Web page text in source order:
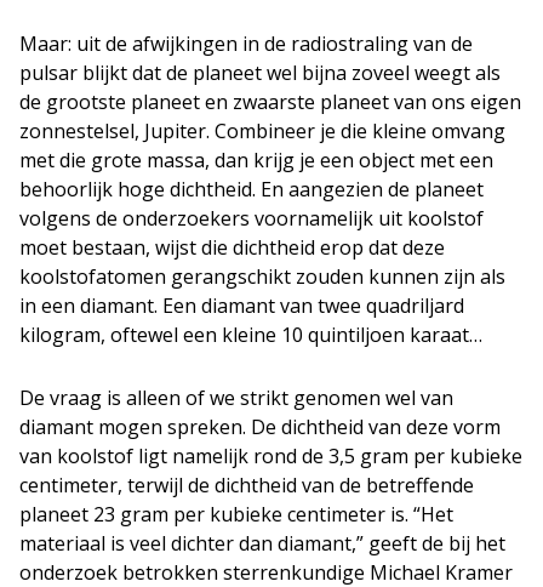
Maar: uit de afwijkingen in de radiostraling van de
pulsar blijkt dat de planeet wel bijna zoveel weegt als
de grootste planeet en zwaarste planeet van ons eigen
zonnestelsel, Jupiter. Combineer je die kleine omvang
met die grote massa, dan krijg je een object met een
behoorlijk hoge dichtheid. En aangezien de planeet
volgens de onderzoekers voornamelijk uit koolstof
moet bestaan, wijst die dichtheid erop dat deze
koolstofatomen gerangschikt zouden kunnen zijn als
in een diamant. Een diamant van twee quadriljard
kilogram, oftewel een kleine 10 quintiljoen karaat…
De vraag is alleen of we strikt genomen wel van
diamant mogen spreken. De dichtheid van deze vorm
van koolstof ligt namelijk rond de 3,5 gram per kubieke
centimeter, terwijl de dichtheid van de betreffende
planeet 23 gram per kubieke centimeter is. “Het
materiaal is veel dichter dan diamant,” geeft de bij het
onderzoek betrokken sterrenkundige Michael Kramer